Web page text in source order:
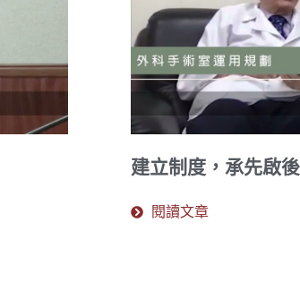
建立制度，承先啟
閱讀文章